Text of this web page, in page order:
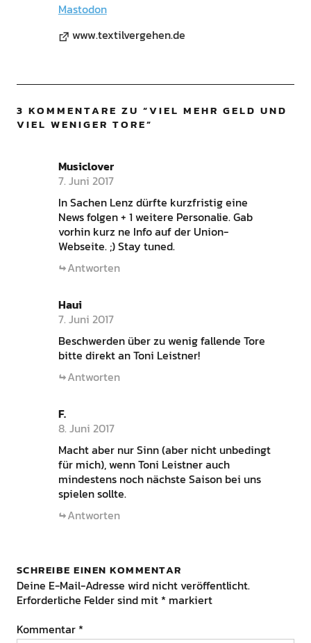
Mastodon
www.textilvergehen.de
3 KOMMENTARE ZU “VIEL MEHR GELD UND
VIEL WENIGER TORE”
Musiclover
7. Juni 2017
In Sachen Lenz dürfte kurzfristig eine
News folgen + 1 weitere Personalie. Gab
vorhin kurz ne Info auf der Union-
Webseite. ;) Stay tuned.
Antworten
Haui
7. Juni 2017
Beschwerden über zu wenig fallende Tore
bitte direkt an Toni Leistner!
Antworten
F.
8. Juni 2017
Macht aber nur Sinn (aber nicht unbedingt
für mich), wenn Toni Leistner auch
mindestens noch nächste Saison bei uns
spielen sollte.
Antworten
SCHREIBE EINEN KOMMENTAR
Deine E-Mail-Adresse wird nicht veröffentlicht.
Erforderliche Felder sind mit * markiert
Kommentar *